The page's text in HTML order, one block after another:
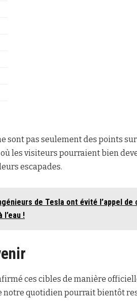
sont pas seulement des points
les visiteurs pourraient bien
escapades.
de Tesla ont évité l’appel
!
ces cibles de manière
notre quotidien pourrait bientôt